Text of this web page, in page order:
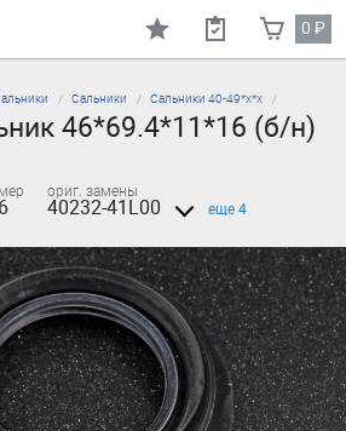
0₽
Сальники Сальники 40-49*х*х
46*69.4*11*16 (б/н)
ориг. замены
40232-41L00 еще 4